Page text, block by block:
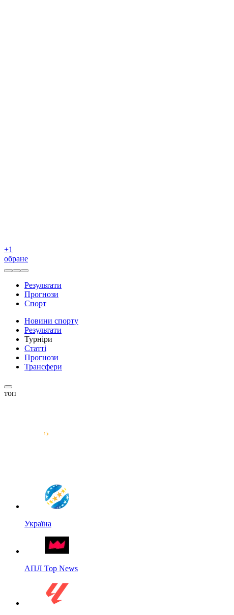
+1
обране
Результати
Прогнози
Спорт
Новини спорту
Результати
Турніри
Статті
Прогнози
Трансфери
топ
Україна
АПЛ Top News